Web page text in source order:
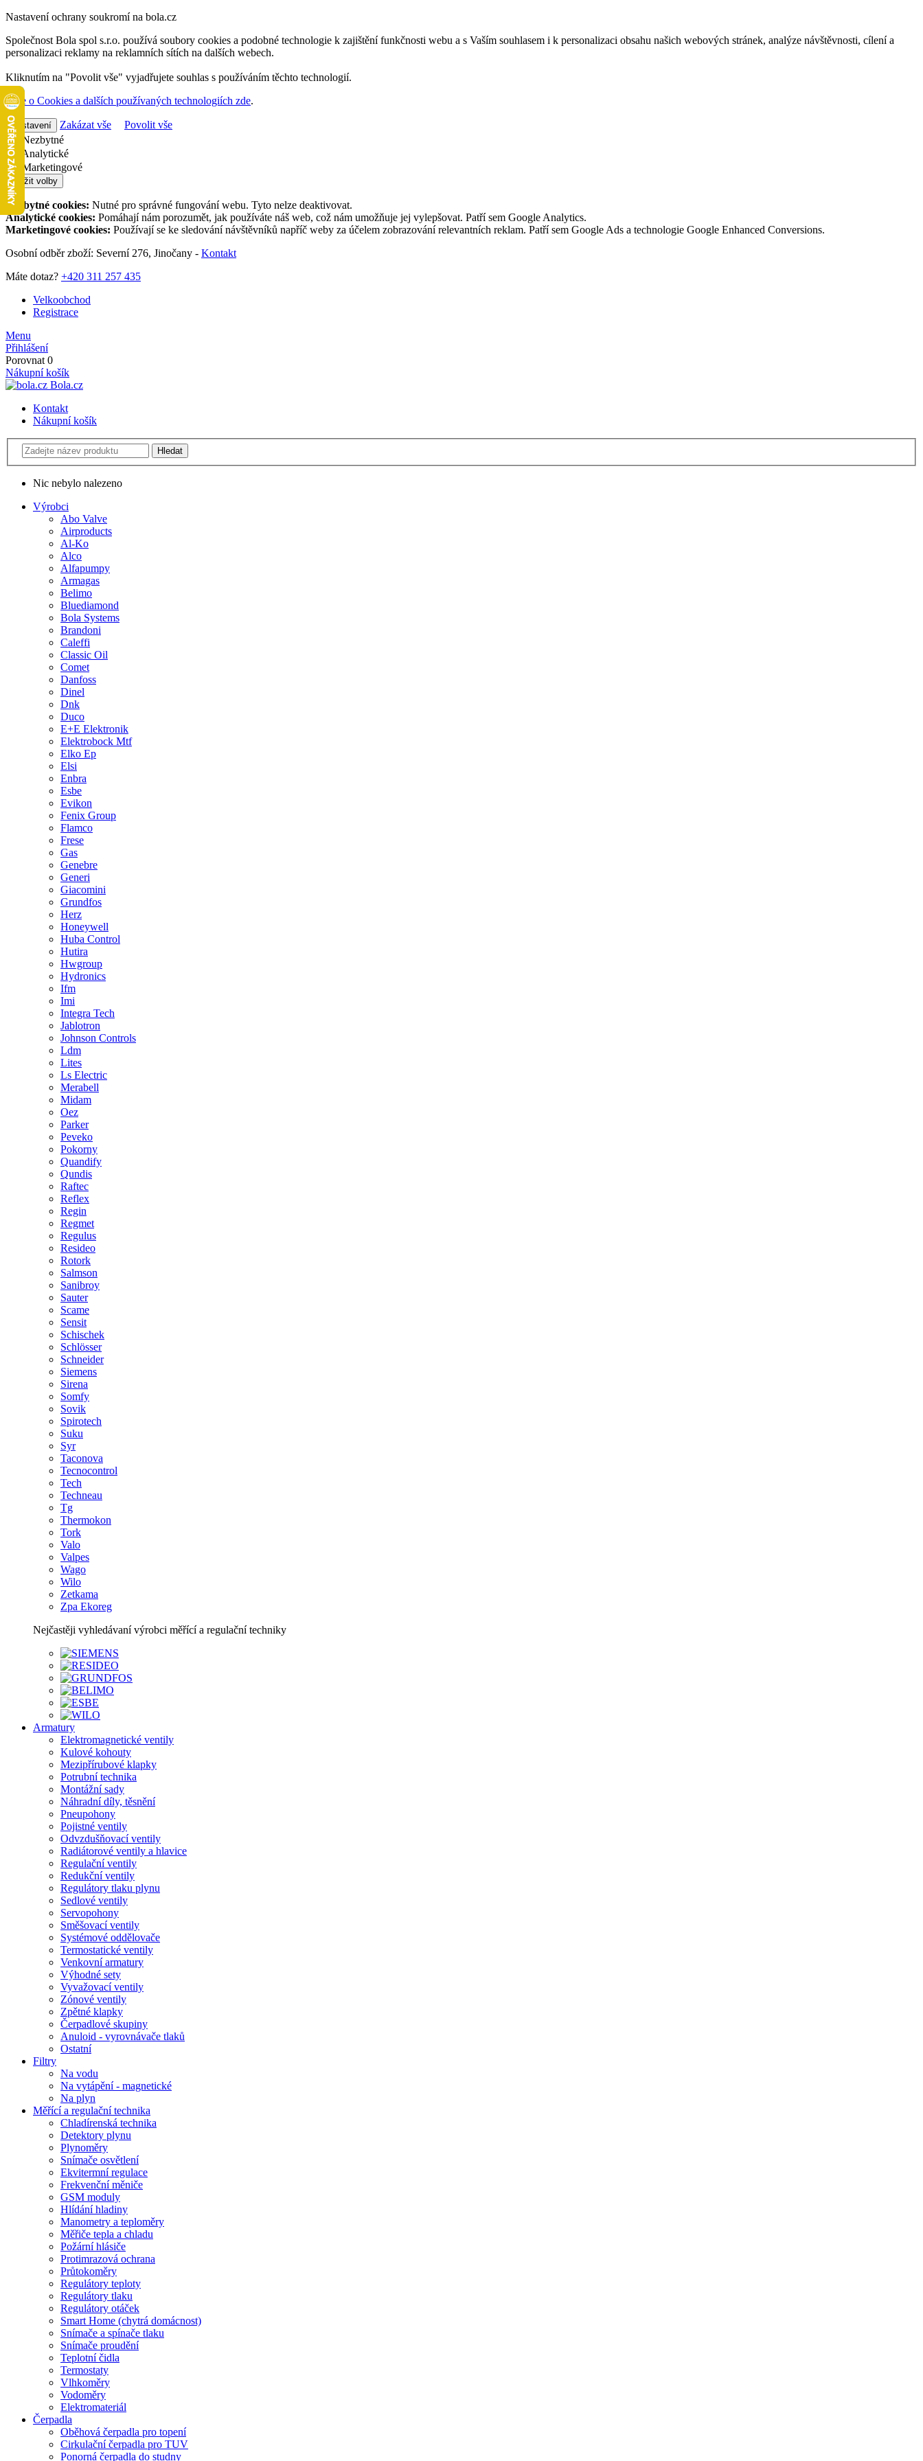
Nastavení ochrany soukromí na bola.cz
Společnost Bola spol s.r.o. používá soubory cookies a podobné technologie k zajištění funkčnosti webu a s Vaším souhlasem i k personalizaci obsahu našich webových stránek, analýze návštěvnosti, cílení a
personalizaci reklamy na reklamních sítích na dalších webech.
Kliknutím na "Povolit vše" vyjadřujete souhlas s používáním těchto technologií.
Více o Cookies a dalších používaných technologiích zde.
Nastavení Zakázat vše
Povolit vše
Nezbytné
Analytické
Marketingové
Uložit volby
Nezbytné cookies: Nutné pro správné fungování webu. Tyto nelze deaktivovat.
Analytické cookies: Pomáhají nám porozumět, jak používáte náš web, což nám umožňuje jej vylepšovat. Patří sem Google Analytics.
Marketingové cookies: Používají se ke sledování návštěvníků napříč weby za účelem zobrazování relevantních reklam. Patří sem Google Ads a technologie Google Enhanced Conversions.
Osobní odběr zboží: Severní 276, Jinočany - Kontakt
Máte dotaz? +420 311 257 435
Velkoobchod
Registrace
Menu
Přihlášení
Porovnat 0
Nákupní košík
Bola.cz
Kontakt
Nákupní košík
Nic nebylo nalezeno
Výrobci
Abo Valve
Airproducts
Al-Ko
Alco
Alfapumpy
Armagas
Belimo
Bluediamond
Bola Systems
Brandoni
Caleffi
Classic Oil
Comet
Danfoss
Dinel
Dnk
Duco
E+E Elektronik
Elektrobock Mtf
Elko Ep
Elsi
Enbra
Esbe
Evikon
Fenix Group
Flamco
Frese
Gas
Genebre
Generi
Giacomini
Grundfos
Herz
Honeywell
Huba Control
Hutira
Hwgroup
Hydronics
Ifm
Imi
Integra Tech
Jablotron
Johnson Controls
Ldm
Lites
Ls Electric
Merabell
Midam
Oez
Parker
Peveko
Pokorny
Quandify
Qundis
Raftec
Reflex
Regin
Regmet
Regulus
Resideo
Rotork
Salmson
Sanibroy
Sauter
Scame
Sensit
Schischek
Schlösser
Schneider
Siemens
Sirena
Somfy
Sovik
Spirotech
Suku
Syr
Taconova
Tecnocontrol
Tech
Techneau
Tg
Thermokon
Tork
Valo
Valpes
Wago
Wilo
Zetkama
Zpa Ekoreg
Nejčastěji vyhledávaní výrobci měřící a regulační techniky
Armatury
Elektromagnetické ventily
Kulové kohouty
Mezipřírubové klapky
Potrubní technika
Montážní sady
Náhradní díly, těsnění
Pneupohony
Pojistné ventily
Odvzdušňovací ventily
Radiátorové ventily a hlavice
Regulační ventily
Redukční ventily
Regulátory tlaku plynu
Sedlové ventily
Servopohony
Směšovací ventily
Systémové oddělovače
Termostatické ventily
Venkovní armatury
Výhodné sety
Vyvažovací ventily
Zónové ventily
Zpětné klapky
Čerpadlové skupiny
Anuloid - vyrovnávače tlaků
Ostatní
Filtry
Na vodu
Na vytápění - magnetické
Na plyn
Měřící a regulační technika
Chladírenská technika
Detektory plynu
Plynoměry
Snímače osvětlení
Ekvitermní regulace
Frekvenční měniče
GSM moduly
Hlídání hladiny
Manometry a teploměry
Měřiče tepla a chladu
Požární hlásiče
Protimrazová ochrana
Průtokoměry
Regulátory teploty
Regulátory tlaku
Regulátory otáček
Smart Home (chytrá domácnost)
Snímače a spínače tlaku
Snímače proudění
Teplotní čidla
Termostaty
Vlhkoměry
Vodoměry
Elektromateriál
Čerpadla
Oběhová čerpadla pro topení
Cirkulační čerpadla pro TUV
Ponorná čerpadla do studny